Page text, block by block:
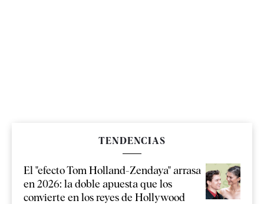
TENDENCIAS
El "efecto Tom Holland-Zendaya" arrasa
en 2026: la doble apuesta que los
convierte en los reyes de Hollywood